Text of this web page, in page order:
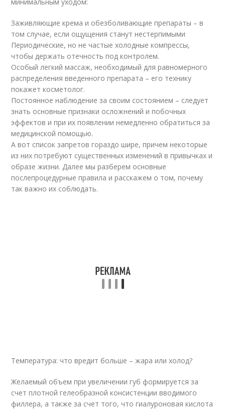
Заживляющие крема и обезболивающие препараты – в
том случае, если ощущения станут нестерпимыми
Периодические, но не частые холодные компрессы,
чтобы держать отечность под контролем.
Особый легкий массаж, необходимый для равномерного
распределения введенного препарата – его технику
покажет косметолог.
Постоянное наблюдение за своим состоянием – следует
знать основные признаки осложнений и побочных
эффектов и при их появлении немедленно обратиться за
медицинской помощью.
А вот список запретов гораздо шире, причем некоторые
из них потребуют существенных изменений в привычках и
образе жизни. Далее мы разберем основные
послепроцедурные правила и расскажем о том, почему
так важно их соблюдать.
Температура: что вредит больше – жара или холод?
Желаемый объем при увеличении губ формируется за
счет плотной гелеобразной консистенции вводимого
филлера, а также за счет того, что гиалуроновая кислота